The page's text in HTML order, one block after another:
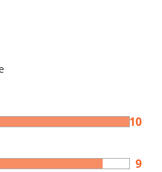
10
9